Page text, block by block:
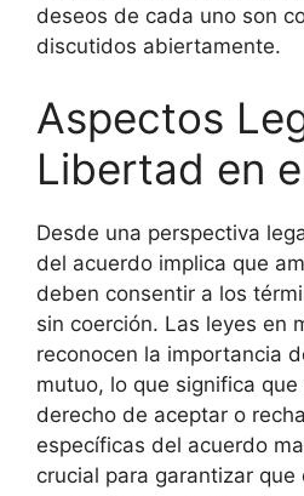
deseos de cada uno son
discutidos abiertamente.
Aspectos
Libertad en
Desde una perspectiva
del acuerdo implica que
deben consentir a los
sin coerción. Las leyes en
reconocen la importancia
mutuo, lo que significa
derecho de aceptar o
específicas del acuerdo
crucial para garantizar que